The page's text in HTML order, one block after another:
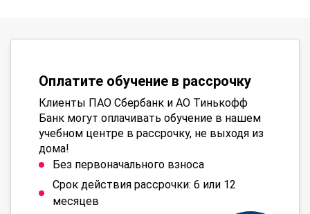
Оплатите обучение в рассрочку
Клиенты ПАО Сбербанк и АО Тинькофф
Банк могут оплачивать обучение в нашем
учебном центре в рассрочку, не выходя из
дома!
Без первоначального взноса
Срок действия рассрочки: 6 или 12
месяцев